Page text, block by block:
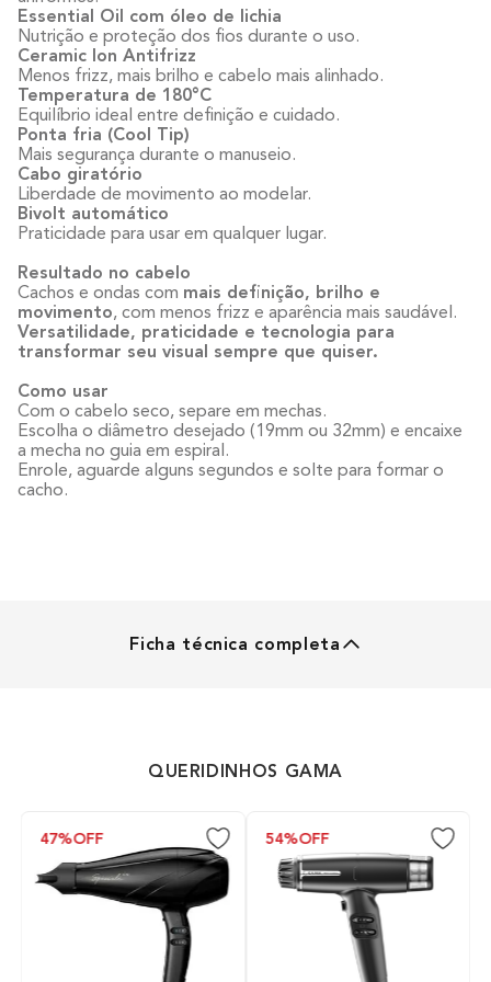
Essential Oil com óleo de lichia
Nutrição e proteção dos fios durante o uso.
Ceramic Ion Antifrizz
Menos frizz, mais brilho e cabelo mais alinhado.
Temperatura de 180°C
Equilíbrio ideal entre definição e cuidado.
Ponta fria (Cool Tip)
Mais segurança durante o manuseio.
Cabo giratório
Liberdade de movimento ao modelar.
Bivolt automático
Praticidade para usar em qualquer lugar.
Resultado no cabelo
Cachos e ondas com mais definição, brilho e
movimento, com menos frizz e aparência mais saudável.
Versatilidade, praticidade e tecnologia para
transformar seu visual sempre que quiser.
Como usar
Com o cabelo seco, separe em mechas.
Escolha o diâmetro desejado (19mm ou 32mm) e encaixe
a mecha no guia em espiral.
Enrole, aguarde alguns segundos e solte para formar o
cacho.
Ficha técnica completa
Temperaturas
Atinge 180 C
QUERIDINHOS GAMA
47%OFF 54%OFF